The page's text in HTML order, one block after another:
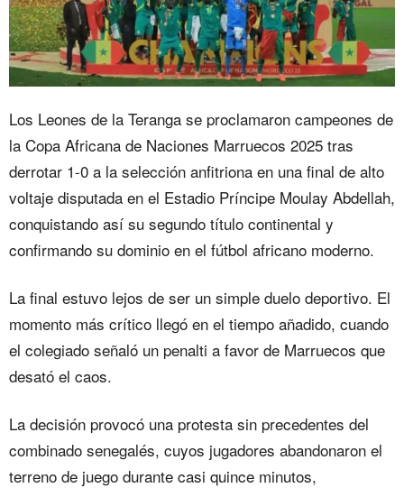
Los Leones de la Teranga se proclamaron campeones de
la Copa Africana de Naciones Marruecos 2025 tras
derrotar 1-0 a la selección anfitriona en una final de alto
voltaje disputada en el Estadio Príncipe Moulay Abdellah,
conquistando así su segundo título continental y
confirmando su dominio en el fútbol africano moderno.
La final estuvo lejos de ser un simple duelo deportivo. El
momento más crítico llegó en el tiempo añadido, cuando
el colegiado señaló un penalti a favor de Marruecos que
desató el caos.
La decisión provocó una protesta sin precedentes del
combinado senegalés, cuyos jugadores abandonaron el
terreno de juego durante casi quince minutos,